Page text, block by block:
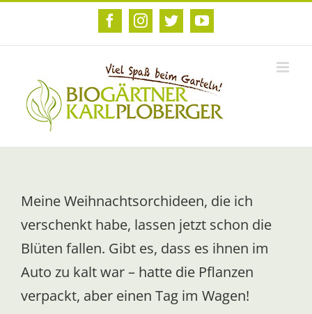
Zum
FacebookInstagram
TwitterYouTube
Meine Weihnachtsorchideen, die ich
verschenkt habe, lassen jetzt schon die
Blüten fallen. Gibt es, dass es ihnen im
Auto zu kalt war – hatte die Pflanzen
verpackt, aber einen Tag im Wagen!